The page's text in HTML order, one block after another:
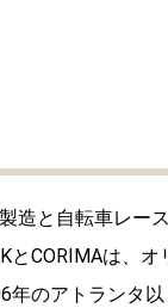
造と自転車レー
とCORIMAは、オ
年のアトランタ以